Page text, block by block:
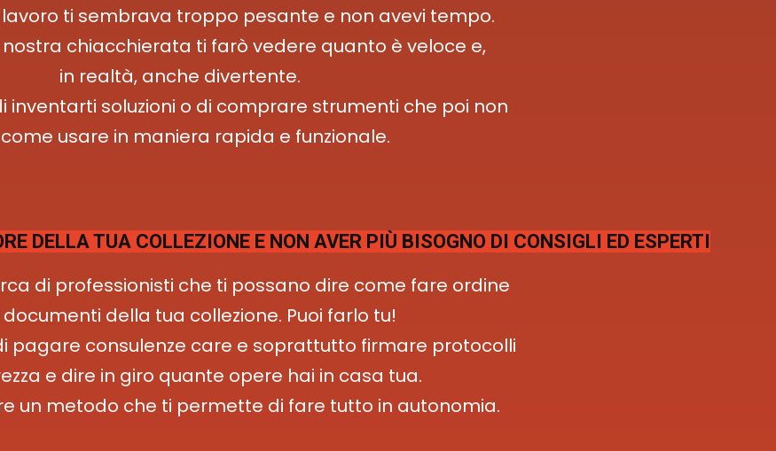
lavoro ti sembrava troppo pesante e non avevi tempo.
nostra chiacchierata ti farò vedere quanto è veloce e,
in realtà, anche divertente.
inventarti soluzioni o di comprare strumenti che poi non
usare in maniera rapida e funzionale.
DELLA TUA COLLEZIONE E NON AVER PIÙ BISOGNO DI CONSIGLI ED ESPERTI
di professionisti che ti possano dire come fare ordine
della tua collezione. Puoi farlo tu!
pagare consulenze care e soprattutto firmare protocolli
e dire in giro quante opere hai in casa tua.
un metodo che ti permette di fare tutto in autonomia.